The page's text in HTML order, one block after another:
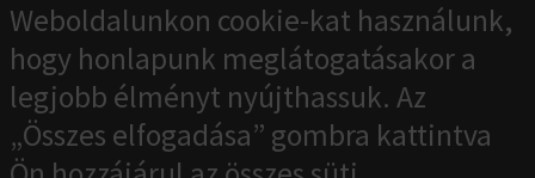
Weboldalunkon cookie-kat használunk,
hogy honlapunk meglátogatásakor a
legjobb élményt nyújthassuk. Az
„Összes elfogadása” gombra kattintva